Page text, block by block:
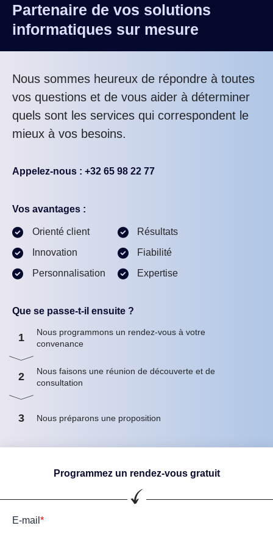
Partenaire de vos solutions
informatiques sur mesure
Nous sommes heureux de répondre à toutes
vos questions et de vous aider à déterminer
quels sont les services qui correspondent le
mieux à vos besoins.
Appelez-nous : +32 65 98 22 77
Vos avantages :
Orienté client
Innovation
Personnalisation
Résultats
Fiabilité
Expertise
Que se passe-t-il ensuite ?
1
Nous programmons un rendez-vous à votre
convenance
2
Nous faisons une réunion de découverte et de
consultation
3 Nous préparons une proposition
Programmez un rendez-vous gratuit